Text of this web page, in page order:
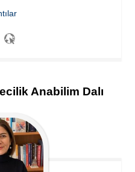
Anabilim Dalı